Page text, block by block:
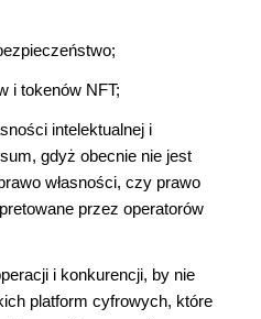
i tokenów NFT;
intelektualnej i
gdyż obecnie nie jest
własności, czy prawo
przez operatorów
i konkurencji, by nie
platform cyfrowych, które